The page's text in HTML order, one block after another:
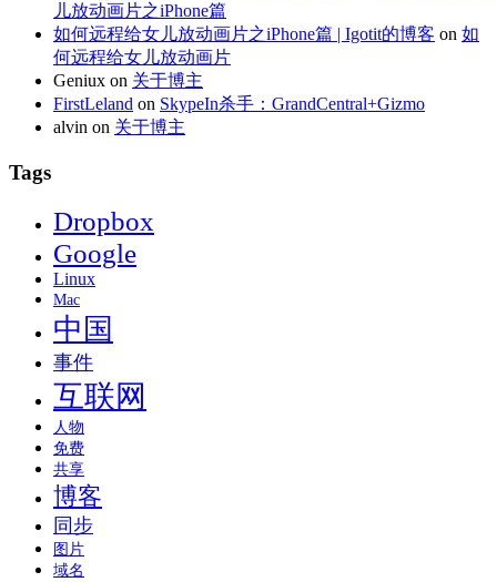
儿放动画片之iPhone篇
如何远程给女儿放动画片之iPhone篇 | Igotit的博客 on 如
何远程给女儿放动画片
Geniux on 关于博主
FirstLeland on SkypeIn杀手：GrandCentral+Gizmo
alvin on 关于博主
Tags
Dropbox
Google
Linux
Mac
中国
事件
互联网
人物
免费
共享
博客
同步
图片
域名